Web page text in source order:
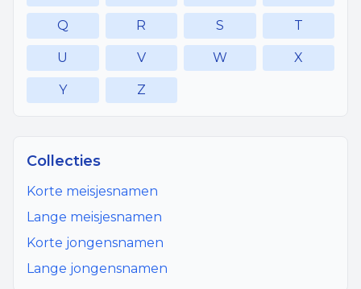
Q R S T
U V W X
Y Z
Collecties
Korte meisjesnamen
Lange meisjesnamen
Korte jongensnamen
Lange jongensnamen